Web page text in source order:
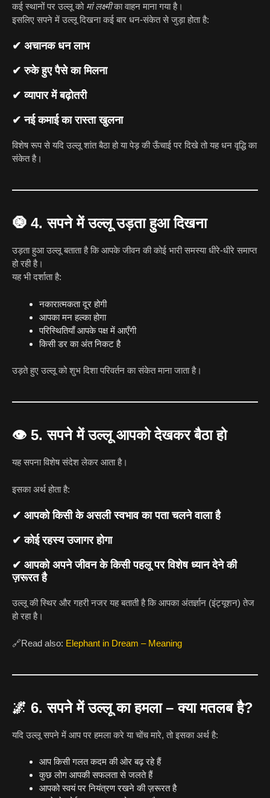
कई स्थानों पर उल्लू को मां लक्ष्मीका वाहन माना गया है।
इसलिए सपने में उल्लू दिखना कई बार धन-संकेत से जुड़ा होता है:
✔ अचानक धन लाभ
✔ रुके हुए पैसे का मिलना
✔ व्यापार में बढ़ोतरी
✔ नई कमाई का रास्ता खुलना
विशेष रूप से यदि उल्लू शांत बैठा हो या पेड़ की ऊँचाई पर दिखे तो यह धन वृद्धि का
संकेत है।
🧿 4. सपने में उल्लू उड़ता हुआ दिखना
उड़ता हुआ उल्लू बताता है कि आपके जीवन की कोई भारी समस्या धीरे-धीरे समाप्त
हो रही है।
यह भी दर्शाता है:
नकारात्मकता दूर होगी
आपका मन हल्का होगा
परिस्थितियाँ आपके पक्ष में आएँगी
किसी डर का अंत निकट है
उड़ते हुए उल्लू को शुभ दिशा परिवर्तन का संकेत माना जाता है।
👁 5. सपने में उल्लू आपको देखकर बैठा हो
यह सपना विशेष संदेश लेकर आता है।
इसका अर्थ होता है:
✔ आपको किसी के असली स्वभाव का पता चलने वाला है
✔ कोई रहस्य उजागर होगा
✔ आपको अपने जीवन के किसी पहलू पर विशेष ध्यान देने की
ज़रूरत है
उल्लू की स्थिर और गहरी नजर यह बताती है कि आपका अंतर्ज्ञान (इंट्यूशन) तेज
हो रहा है।
🔗Read also: Elephant in Dream – Meaning
🌌 6. सपने में उल्लू का हमला – क्या मतलब है?
यदि उल्लू सपने में आप पर हमला करे या चोंच मारे, तो इसका अर्थ है:
आप किसी गलत कदम की ओर बढ़ रहे हैं
कुछ लोग आपकी सफलता से जलते हैं
आपको स्वयं पर नियंत्रण रखने की ज़रूरत है